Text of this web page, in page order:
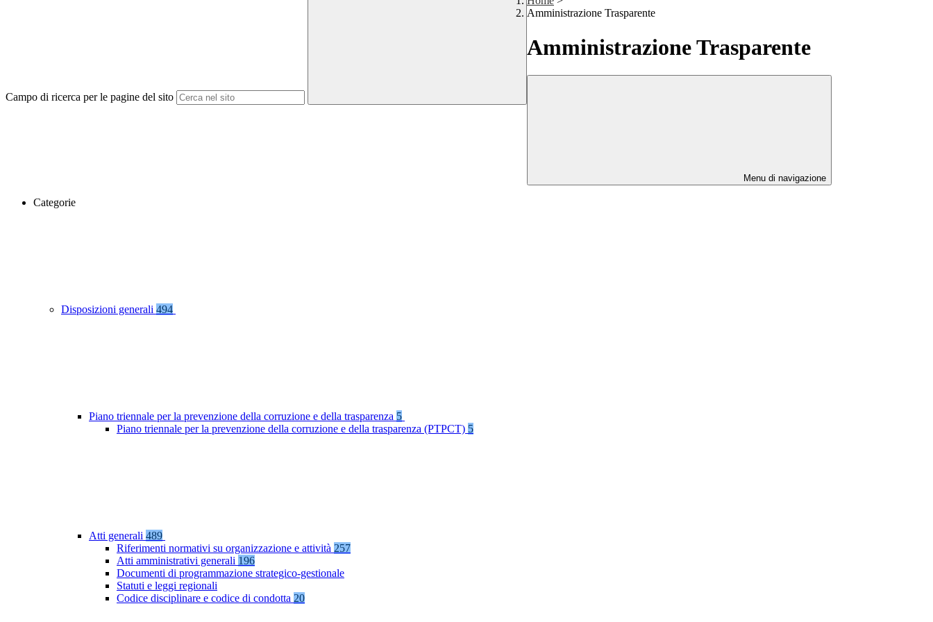
Campo di ricerca per le pagine del sito
Amministrazione Trasparente
Amministrazione Trasparente
Menu di navigazione
Categorie
Disposizioni generali 494
Piano triennale per la prevenzione della corruzione e della trasparenza 5
Piano triennale per la prevenzione della corruzione e della trasparenza (PTPCT) 5
Atti generali 489
Riferimenti normativi su organizzazione e attività 257
Atti amministrativi generali 196
Documenti di programmazione strategico-gestionale
Statuti e leggi regionali
Codice disciplinare e codice di condotta 20